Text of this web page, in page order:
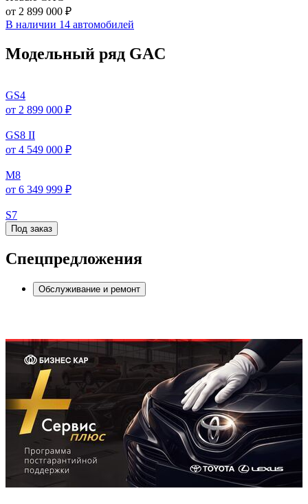
от 2 899 000 ₽
В наличии 14 автомобилей
Модельный ряд GAC
GS4
от 2 899 000 ₽
GS8 II
от 4 549 000 ₽
M8
от 6 349 999 ₽
S7
Под заказ
Спецпредложения
Обслуживание и ремонт